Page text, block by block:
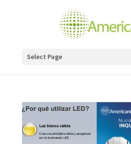
Select Page